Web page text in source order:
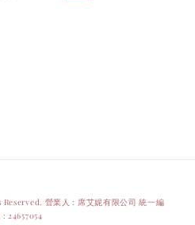
營業人 : 席艾妮有限公司 統一編
: 24657054